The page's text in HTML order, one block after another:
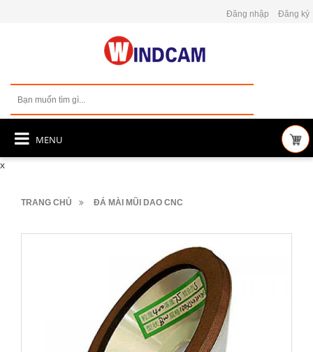
Đăng nhập Đăng ký
MENU
x
TRANG CHỦ ĐÁ MÀI MŨI DAO CNC